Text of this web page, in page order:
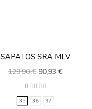
SAPATOS SRA MLV
129,90 € 90,93 €
35 36 37